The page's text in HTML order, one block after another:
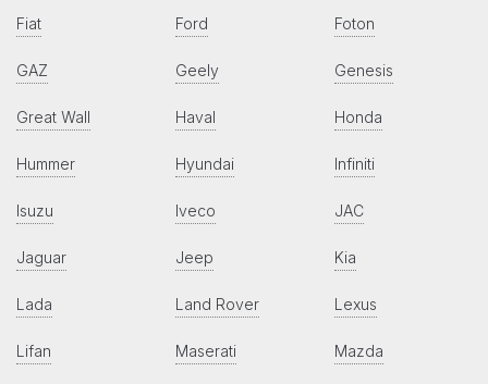
Fiat Ford Foton
GAZ Geely Genesis
Great Wall Haval Honda
Hummer Hyundai Infiniti
Isuzu Iveco JAC
Jaguar Jeep Kia
Lada Land Rover Lexus
Lifan Maserati Mazda